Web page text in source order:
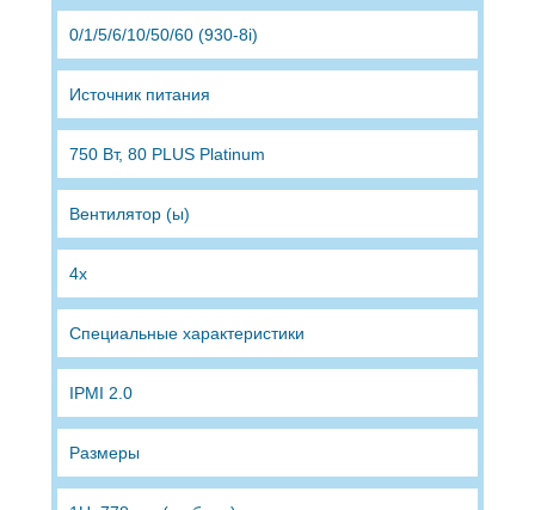
0/​1/​5/​6/​10/​50/​60 (930-8i)
Источник питания
750 Вт, 80 PLUS Platinum
Вентилятор (ы)
4x
Специальные характеристики
IPMI 2.0
Размеры